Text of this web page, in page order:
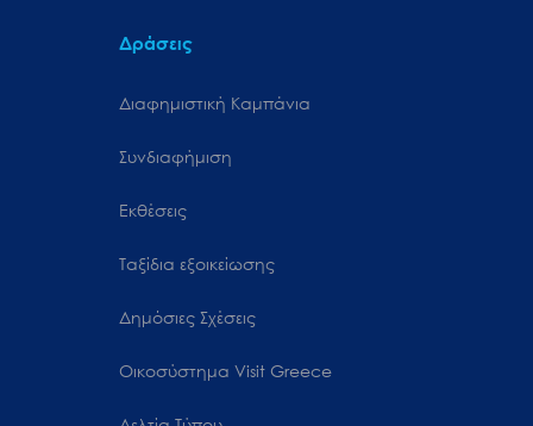
Δράσεις
Διαφημιστική Καμπάνια
Συνδιαφήμιση
Εκθέσεις
Ταξίδια εξοικείωσης
Δημόσιες Σχέσεις
Oικοσύστημα Visit Greece